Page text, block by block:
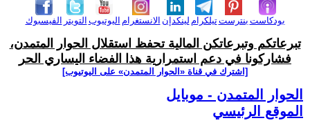
الفيسبوك التويتر اليوتيوب الانستغرام لينكدإن تيلكرامبنترست بودكاست
تبرعاتكم وتبرعاتكن المالية تحفظ استقلال الحوار المتمدن،
فشاركونا في دعم استمرارية هذا الفضاء اليساري الحر
[اشترك في قناة ‫«الحوار المتمدن» على اليوتيوب]
الحوار المتمدن - موبايل
الموقع الرئيسي